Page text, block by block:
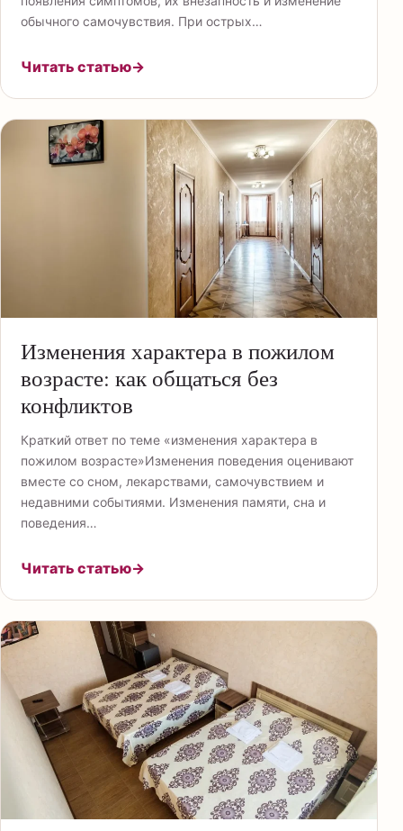
обычного самочувствия. При острых…
Читать статью→
Изменения характера в пожилом
возрасте: как общаться без
конфликтов
Краткий ответ по теме «изменения характера в
пожилом возрасте»Изменения поведения оценивают
вместе со сном, лекарствами, самочувствием и
недавними событиями. Изменения памяти, сна и
поведения…
Читать статью→